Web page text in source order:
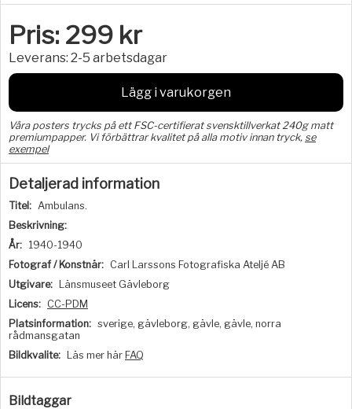
Pris: 299 kr
Leverans: 2-5 arbetsdagar
Lägg i varukorgen
Våra posters trycks på ett FSC-certifierat svensktillverkat 240g matt
premiumpapper. Vi förbättrar kvalitet på alla motiv innan tryck, se
exempel
Detaljerad information
Titel: Ambulans.
Beskrivning:
År: 1940-1940
Fotograf / Konstnär: Carl Larssons Fotografiska Ateljé AB
Utgivare:
Länsmuseet Gävleborg
Licens: CC-PDM
Platsinformation: sverige, gävleborg, gävle, gävle, norra
rådmansgatan
Bildkvalite:
Läs mer här FAQ
Bildtaggar